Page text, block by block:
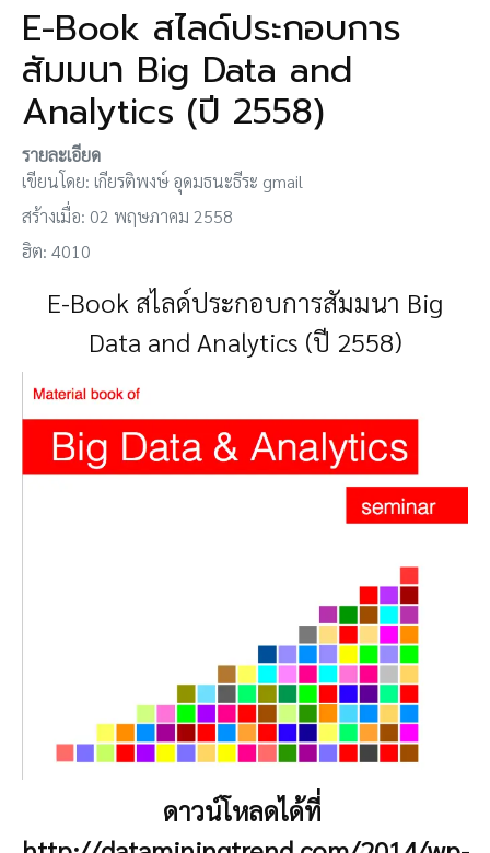
E-Book สไลด์ประกอบการ
สัมมนา Big Data and
Analytics (ปี 2558)
รายละเอียด
เขียนโดย: เกียรติพงษ์ อุดมธนะธีระ gmail
สร้างเมื่อ: 02 พฤษภาคม 2558
ฮิต: 4010
E-Book สไลด์ประกอบการสัมมนา Big
Data and Analytics (ปี 2558)
ดาวน์โหลดได้ที่